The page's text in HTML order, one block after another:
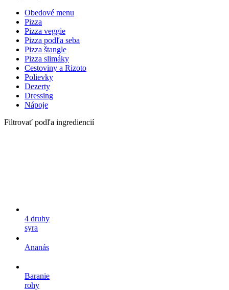
Obedové menu
Pizza
Pizza veggie
Pizza podľa seba
Pizza štangle
Pizza slimáky
Cestoviny a Rizoto
Polievky
Dezerty
Dressing
Nápoje
Filtrovať podľa ingrediencií
4 druhy
syra
Ananás
Baranie
rohy